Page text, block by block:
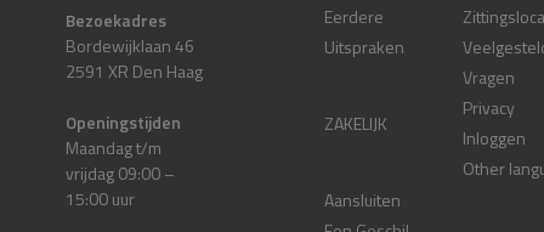
Bezoekadres
Bordewijklaan 46
2591 XR Den Haag
Openingstijden
Maandag t/m
vrijdag 09:00 –
15:00 uur
Eerdere
Uitspraken
ZAKELIJK
Aansluiten
Vragen
Privacy
Inloggen
Other